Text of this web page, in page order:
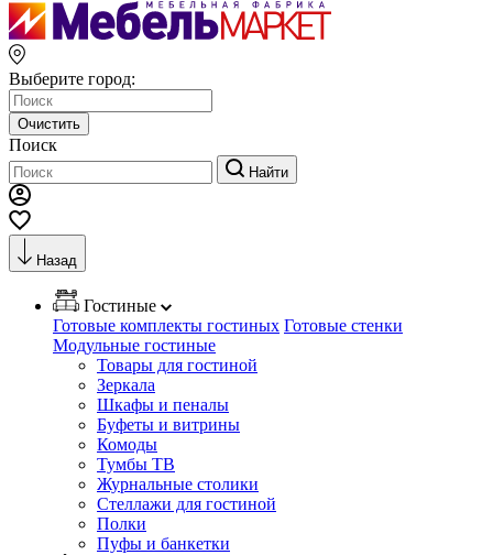
Выберите город:
Очистить
Поиск
Найти
Назад
Гостиные
Готовые комплекты гостиных Готовые стенки
Модульные гостиные
Товары для гостиной
Зеркала
Шкафы и пеналы
Буфеты и витрины
Комоды
Тумбы ТВ
Журнальные столики
Стеллажи для гостиной
Полки
Пуфы и банкетки